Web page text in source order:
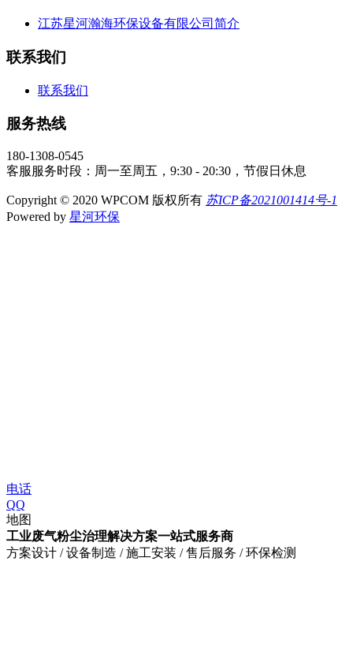
江苏星河瀚海环保设备有限公司简介
联系我们
联系我们
服务热线
180-1308-0545
客服服务时段：周一至周五，9:30 - 20:30，节假日休息
Copyright © 2020 WPCOM 版权所有 苏ICP备2021001414号-1
Powered by 星河环保
电话
QQ
地图
工业废气粉尘治理解决方案一站式服务商
方案设计 / 设备制造 / 施工安装 / 售后服务 / 环保检测